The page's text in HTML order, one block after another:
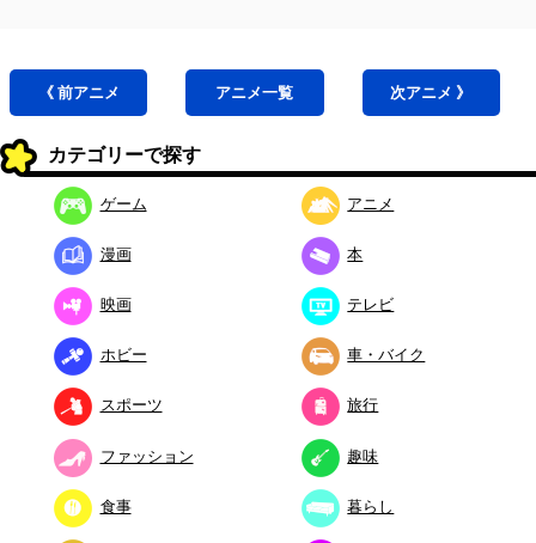
《 前アニメ アニメ一覧 次アニメ 》
カテゴリーで探す
ゲーム アニメ
漫画 本
映画 テレビ
ホビー 車・バイク
スポーツ 旅行
ファッション 趣味
食事 暮らし